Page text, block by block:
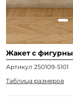
Жакет с
Артикул 250109-5101
Таблица размеров